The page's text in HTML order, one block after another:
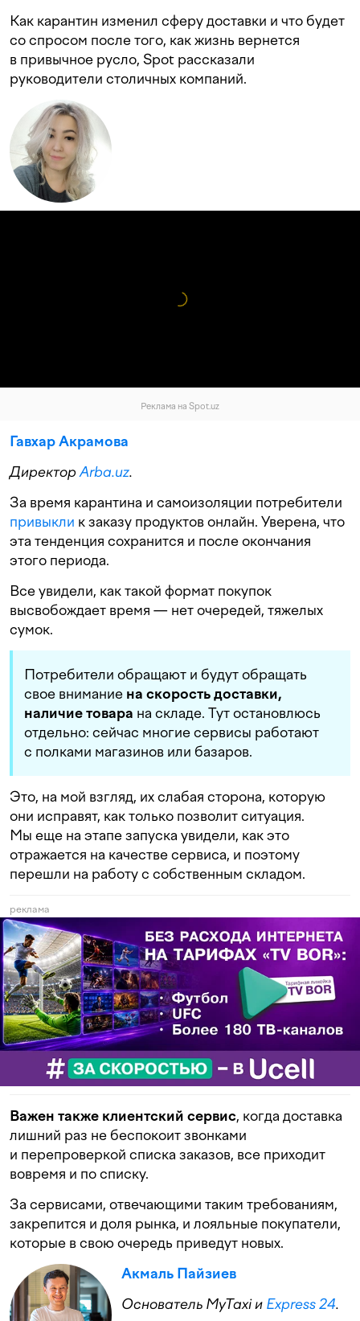
Как карантин изменил сферу доставки и что будет
со спросом после того, как жизнь вернется
в привычное русло, Spot рассказали
руководители столичных компаний.
Реклама на Spot.uz
Гавхар Акрамова
Директор Arba.uz.
За время карантина и самоизоляции потребители
привыкли к заказу продуктов онлайн. Уверена, что
эта тенденция сохранится и после окончания
этого периода.
Все увидели, как такой формат покупок
высвобождает время — нет очередей, тяжелых
сумок.
Потребители обращают и будут обращать
свое внимание на скорость доставки,
наличие товара на складе. Тут остановлюсь
отдельно: сейчас многие сервисы работают
с полками магазинов или базаров.
Это, на мой взгляд, их слабая сторона, которую
они исправят, как только позволит ситуация.
Мы еще на этапе запуска увидели, как это
отражается на качестве сервиса, и поэтому
перешли на работу с собственным складом.
реклама
Важен также клиентский сервис, когда доставка
лишний раз не беспокоит звонками
и перепроверкой списка заказов, все приходит
вовремя и по списку.
За сервисами, отвечающими таким требованиям,
закрепится и доля рынка, и лояльные покупатели,
которые в свою очередь приведут новых.
Акмаль Пайзиев
Основатель MyTaxi и Express 24.